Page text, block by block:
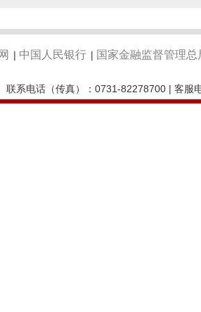
| 中国人民银行 | 国家金融监督管理总
联系电话（传真）：0731-82278700 | 客服